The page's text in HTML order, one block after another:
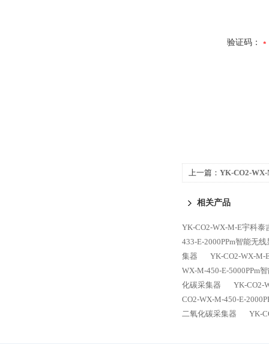
验证码：
上一篇： YK-CO2-
碳采集器
相关产品
YK-CO2-WX-M-E宇科泰
433-E-2000PPm智能无
集器
YK-CO2-WX-M-
WX-M-450-E-5000PPm
化碳采集器
YK-CO2-
CO2-WX-M-450-E-
二氧化碳采集器
YK-